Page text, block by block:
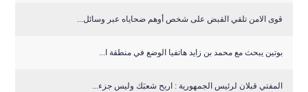
قوى الامن تلقي القبض على شخص أوهم ضحاياه عبر وسائل...
بوتين يبحث مع محمد بن زايد هاتفيا الوضع في منطقة ا...
المفتي قبلان لرئيس الجمهورية : اربح شعبَك وليس جزء...